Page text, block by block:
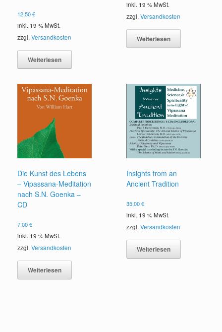
12,50€
inkl. 19 % MwSt.
zzgl.Versandkosten
Weiterlesen
inkl. 19 % MwSt.
zzgl.Versandkosten
Weiterlesen
Die Kunst des Lebens
– Vipassana-Meditation
nach S.N. Goenka –
CD
7,00€
inkl. 19 % MwSt.
zzgl.Versandkosten
Weiterlesen
Insights from an
Ancient Tradition
35,00€
inkl. 19 % MwSt.
zzgl.Versandkosten
Weiterlesen